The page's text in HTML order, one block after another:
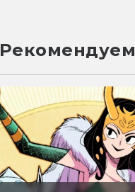
Рекомендуем